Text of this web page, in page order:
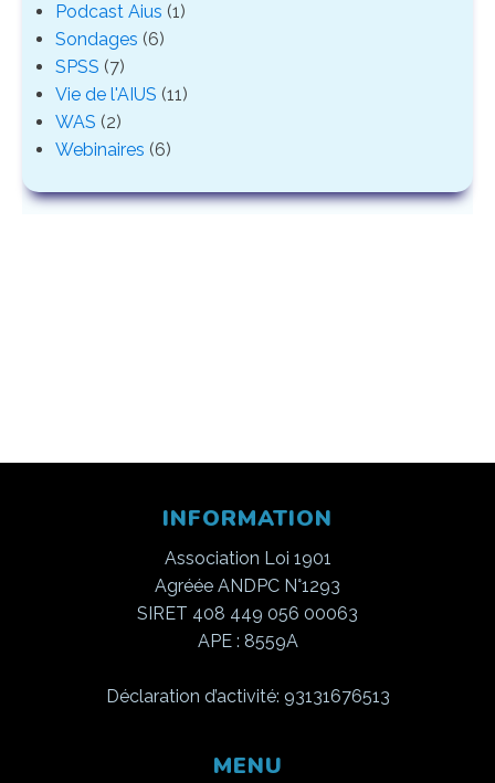
Podcast Aius (1)
Sondages (6)
SPSS (7)
Vie de l'AIUS (11)
WAS (2)
Webinaires (6)
INFORMATION
Association Loi 1901
Agréée ANDPC N°1293
SIRET 408 449 056 00063
APE : 8559A
Déclaration d’activité: 93131676513
MENU